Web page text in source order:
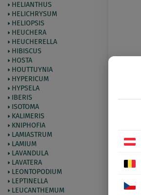
HELIANTHUS
HELICHRYSUM
HELIOPSIS
HEUCHERA
HEUCHERELLA
HIBISCUS
HOSTA
HOUTTUYNIA
HYPERICUM
HYPSELA
IBERIS
ISOTOMA
KALIMERIS
KNIPHOFIA
LAMIASTRUM
LAMIUM
LAVANDULA
LAVATERA
LEONTOPODIUM
LEPTINELLA
LEUCANTHEMUM